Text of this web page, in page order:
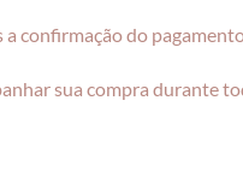
confirmação do
sua compra durante